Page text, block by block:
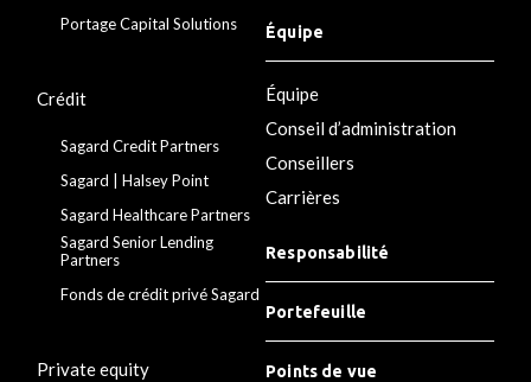
Portage Capital Solutions
Crédit
Sagard Credit Partners
Sagard | Halsey Point
Sagard Healthcare Partners
Sagard Senior Lending
Partners
Fonds de crédit privé Sagard
Private equity
Équipe
Équipe
Conseil d’administration
Conseillers
Carrières
Responsabilité
Portefeuille
Points de vue